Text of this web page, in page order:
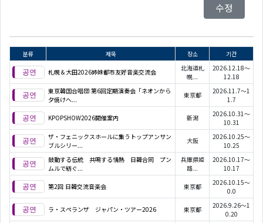
수정
분류 제목 장소 기간
札幌＆大田2026姉妹都市友好音楽交流会
北海道札
幌...
2026.12.18～
12.18
東京韓国合唱団 第6回定期演奏会「ネオンから
夕焼けへ...
東京都
2026.11.7～1
1.7
KPOPSHOW2026開催案内 新潟
2026.10.31～
10.31
ザ・フェニックスホールに集うトップアンサン
ブルシリー...
大阪
2026.10.25～
10.25
鼓動する伝統 共鳴する情熱 日韓合同 プン
ムルで紡ぐ...
兵庫県姫
路...
2026.10.17～
10.17
第2回 日韓交流音楽会 東京都
2026.10.15～
0.0
ラ・スペランザ ジャパン・ツアー2026 東京都
2026.9.26～1
0.20